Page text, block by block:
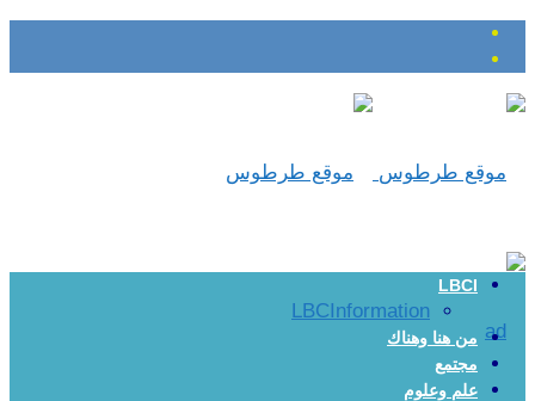
LBCI
LBCInformation
من هنا وهناك
مجتمع
علم وعلوم